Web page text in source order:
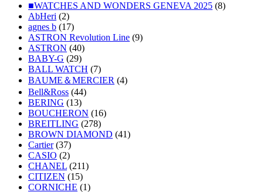
■WATCHES AND WONDERS GENEVA 2025 (8)
AbHeri (2)
agnes b (17)
ASTRON Revolution Line (9)
ASTRON (40)
BABY-G (29)
BALL WATCH (7)
BAUME＆MERCIER (4)
Bell&Ross (44)
BERING (13)
BOUCHERON (16)
BREITLING (278)
BROWN DIAMOND (41)
Cartier(37)
CASIO (2)
CHANEL (211)
CITIZEN (15)
CORNICHE (1)